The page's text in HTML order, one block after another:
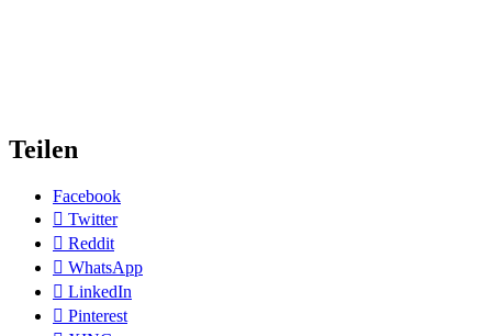
Teilen
Facebook
Twitter
Reddit
WhatsApp
LinkedIn
Pinterest